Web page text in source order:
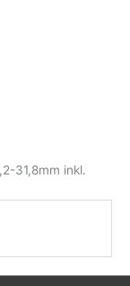
31,8mm inkl.